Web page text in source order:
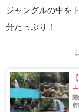
ジャングルの中を
分たっぷり！